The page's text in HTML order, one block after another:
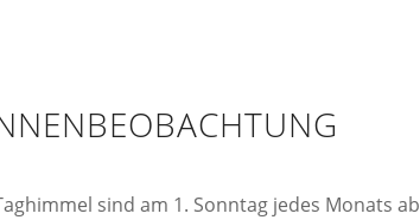
sind am 1. Sonntag jedes Monats ab